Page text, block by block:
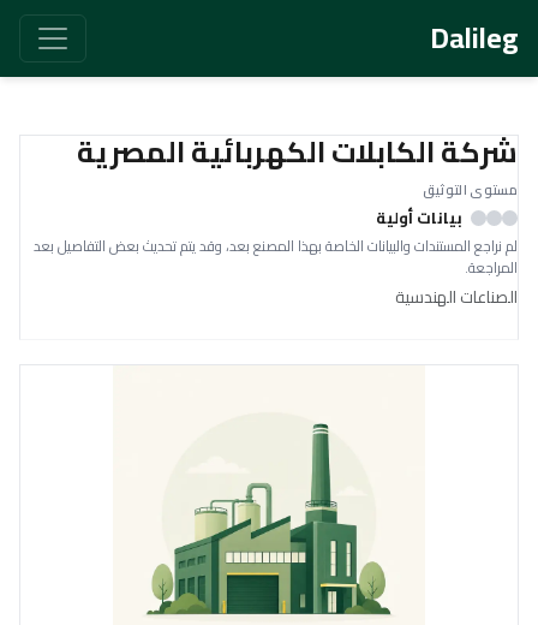
Dalileg
شركة الكابلات الكهربائية المصرية
مستوى التوثيق
بيانات أولية
لم نراجع المستندات والبيانات الخاصة بهذا المصنع بعد، وقد يتم تحديث بعض التفاصيل بعد
المراجعة.
الصناعات الهندسية